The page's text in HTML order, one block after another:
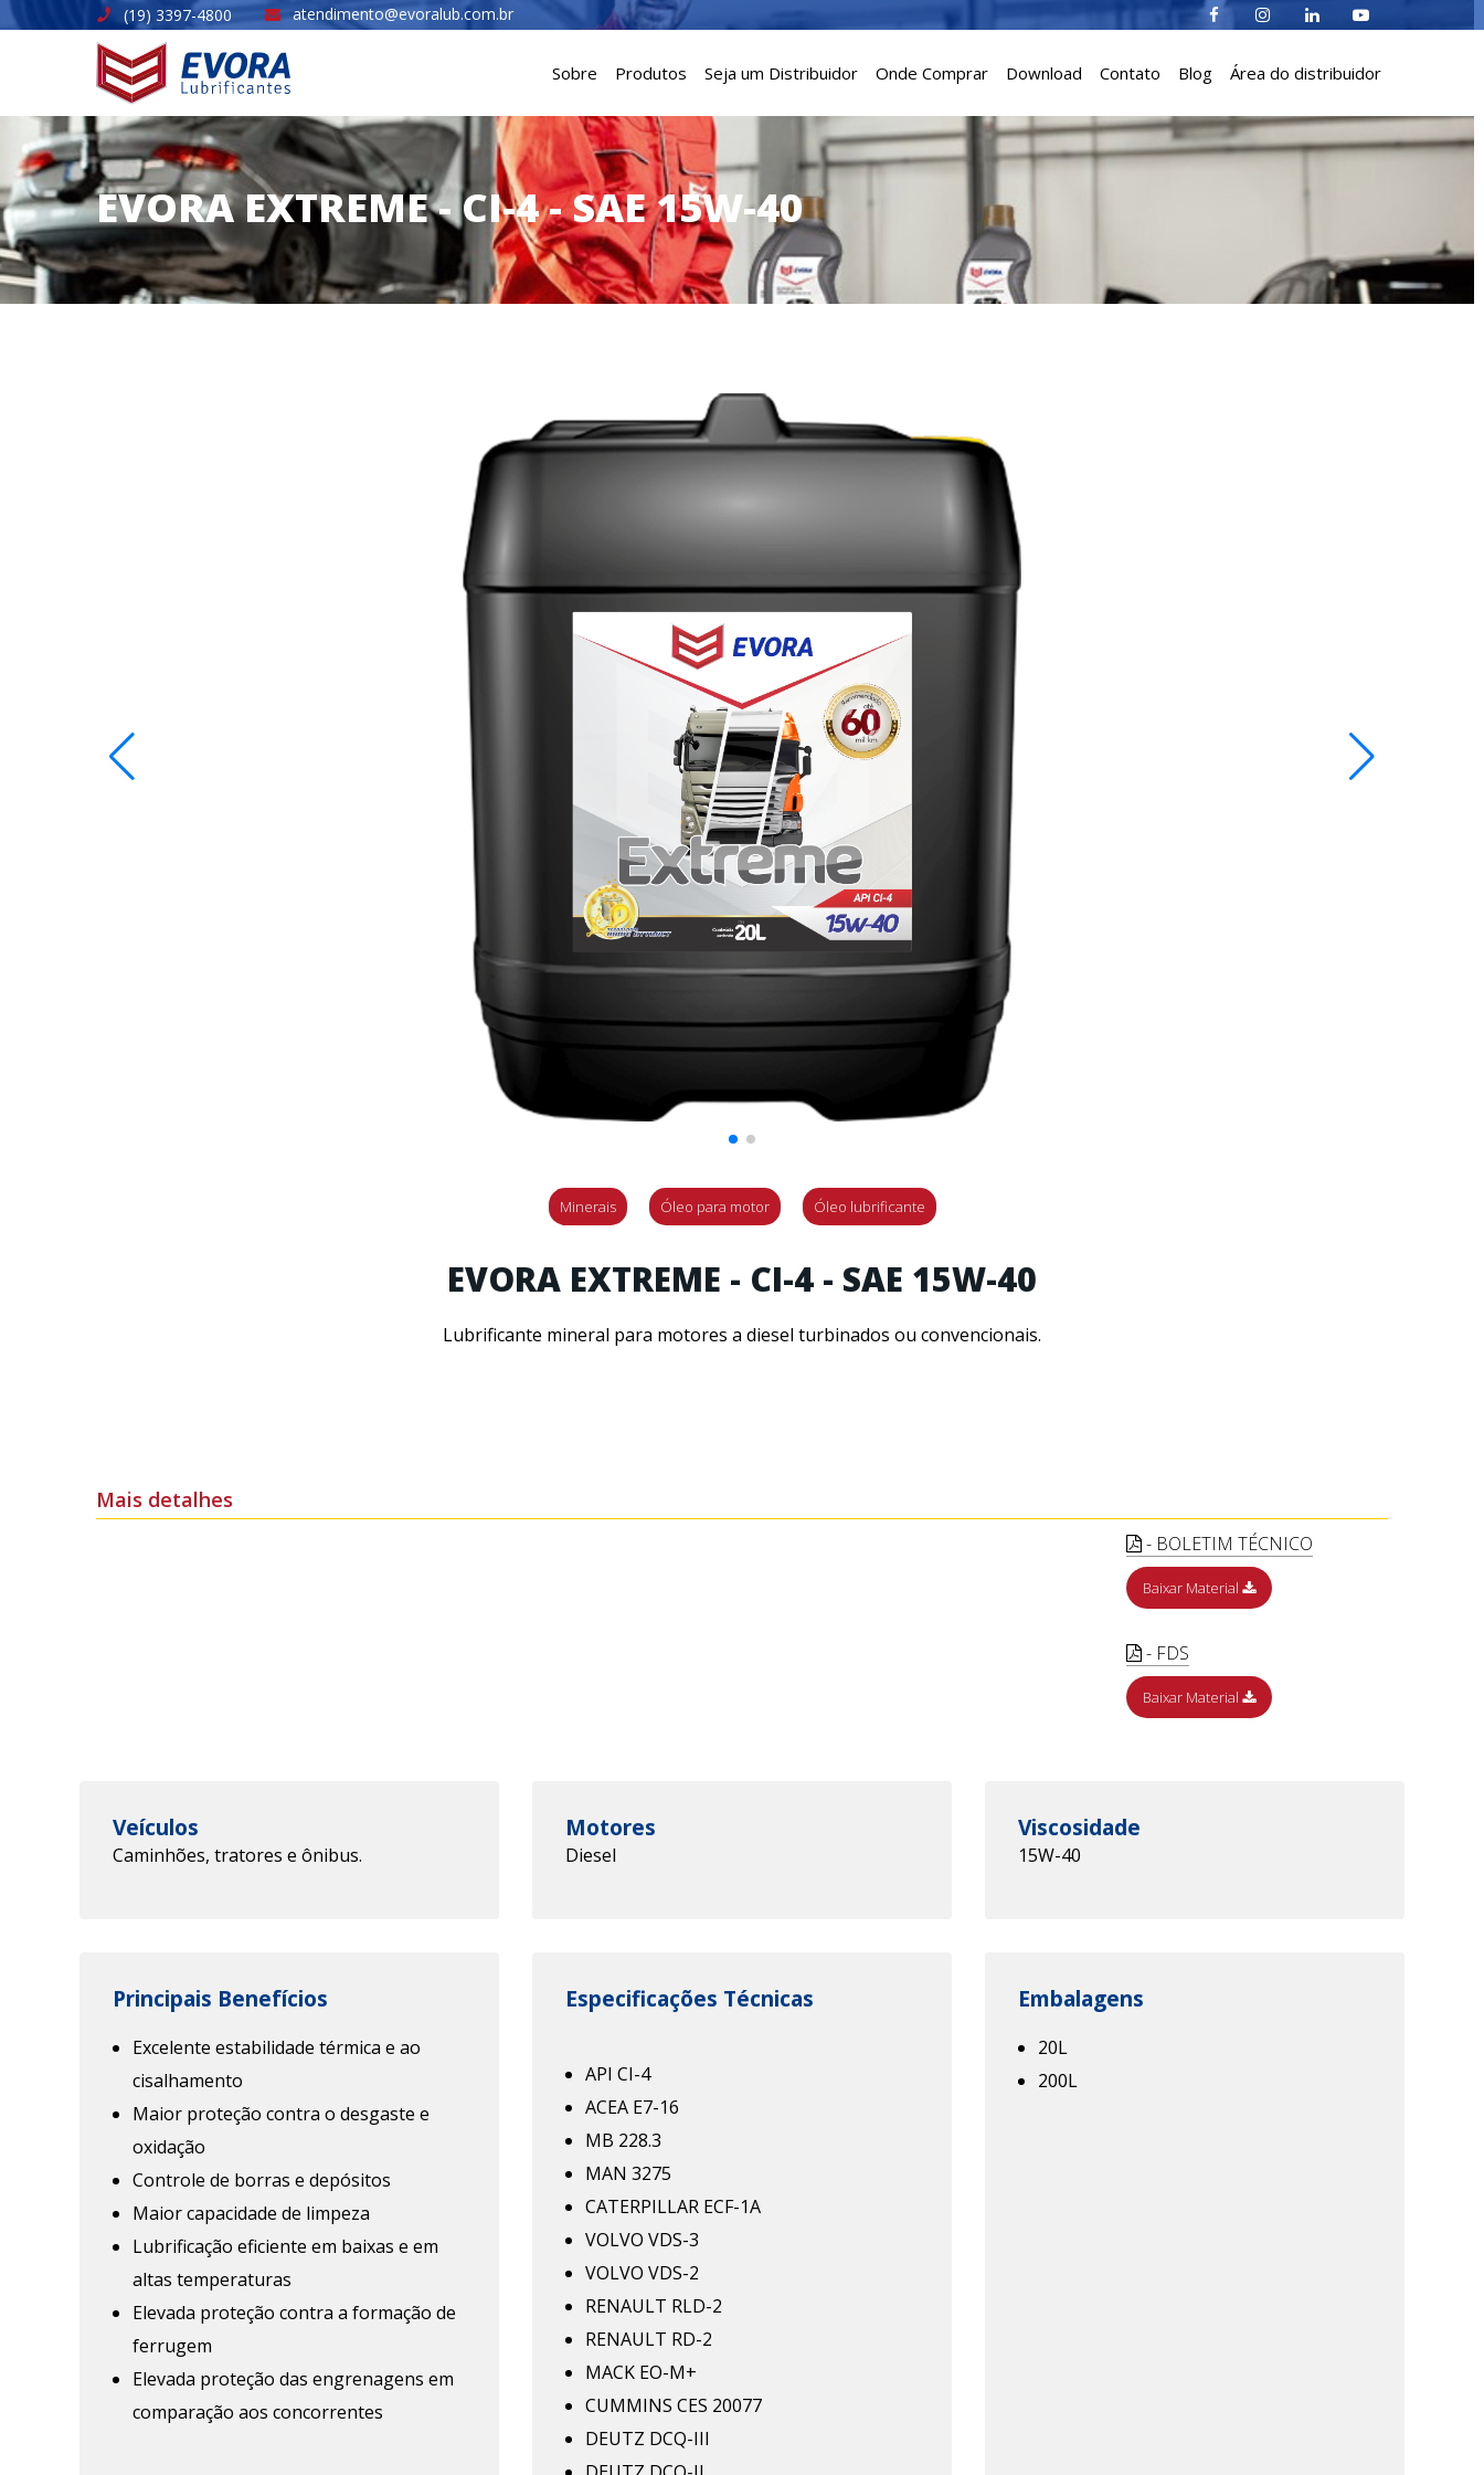
(19) 3397-4800 atendimento@evoralub.com.br
Sobre Produtos Seja um Distribuidor Onde Comprar Download Contato Blog Área do distribuidor
EVORA EXTREME - CI-4 - SAE 15W-40
Minerais Óleo para motor Óleo lubrificante
EVORA EXTREME - CI-4 - SAE 15W-40
Lubrificante mineral para motores a diesel turbinados ou convencionais.
Mais detalhes
- BOLETIM TÉCNICO
Baixar Material
- FDS
Baixar Material
Veículos
Caminhões, tratores e ônibus.
Motores
Diesel
Viscosidade
15W-40
Principais Benefícios
Excelente estabilidade térmica e ao
cisalhamento
Maior proteção contra o desgaste e
oxidação
Controle de borras e depósitos
Maior capacidade de limpeza
Lubrificação eficiente em baixas e em
altas temperaturas
Elevada proteção contra a formação de
ferrugem
Elevada proteção das engrenagens em
comparação aos concorrentes
Especificações Técnicas
API CI-4
ACEA E7-16
MB 228.3
MAN 3275
CATERPILLAR ECF-1A
VOLVO VDS-3
VOLVO VDS-2
RENAULT RLD-2
RENAULT RD-2
MACK EO-M+
CUMMINS CES 20077
DEUTZ DCQ-III
Embalagens
20L
200L